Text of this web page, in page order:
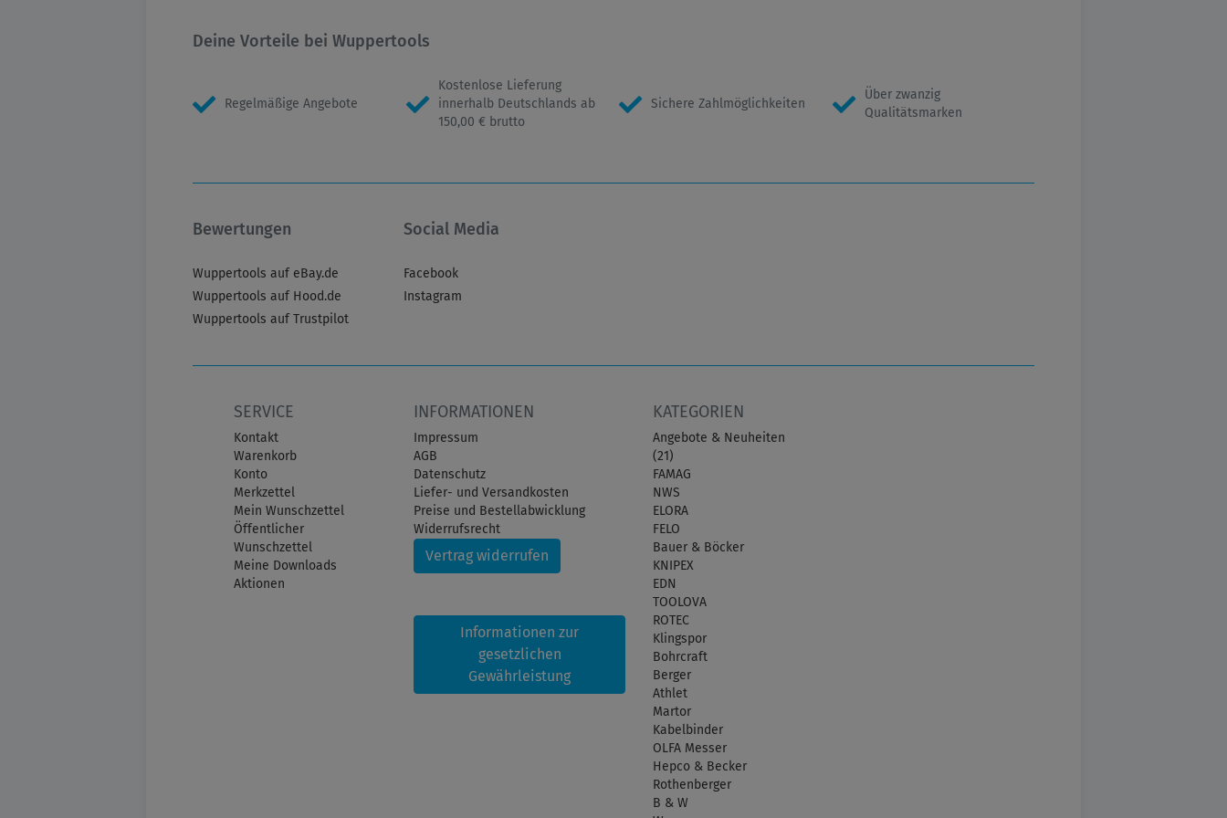
Deine Vorteile bei Wuppertools
Regelmäßige Angebote
Kostenlose Lieferung
innerhalb Deutschlands ab
150,00 € brutto
Sichere Zahlmöglichkeiten
Über zwanzig
Qualitätsmarken
Bewertungen
Wuppertools auf eBay.de
Wuppertools auf Hood.de
Wuppertools auf Trustpilot
Social Media
Facebook
Instagram
SERVICE
Kontakt
Warenkorb
Konto
Merkzettel
Mein Wunschzettel
Öffentlicher
Wunschzettel
Meine Downloads
Aktionen
INFORMATIONEN
Impressum
AGB
Datenschutz
Liefer- und Versandkosten
Preise und Bestellabwicklung
Widerrufsrecht
Vertrag widerrufen
Informationen zur
gesetzlichen
Gewährleistung
KATEGORIEN
Angebote & Neuheiten
(21)
FAMAG
NWS
ELORA
FELO
Bauer & Böcker
KNIPEX
EDN
TOOLOVA
ROTEC
Klingspor
Bohrcraft
Berger
Athlet
Martor
Kabelbinder
OLFA Messer
Hepco & Becker
Rothenberger
B & W